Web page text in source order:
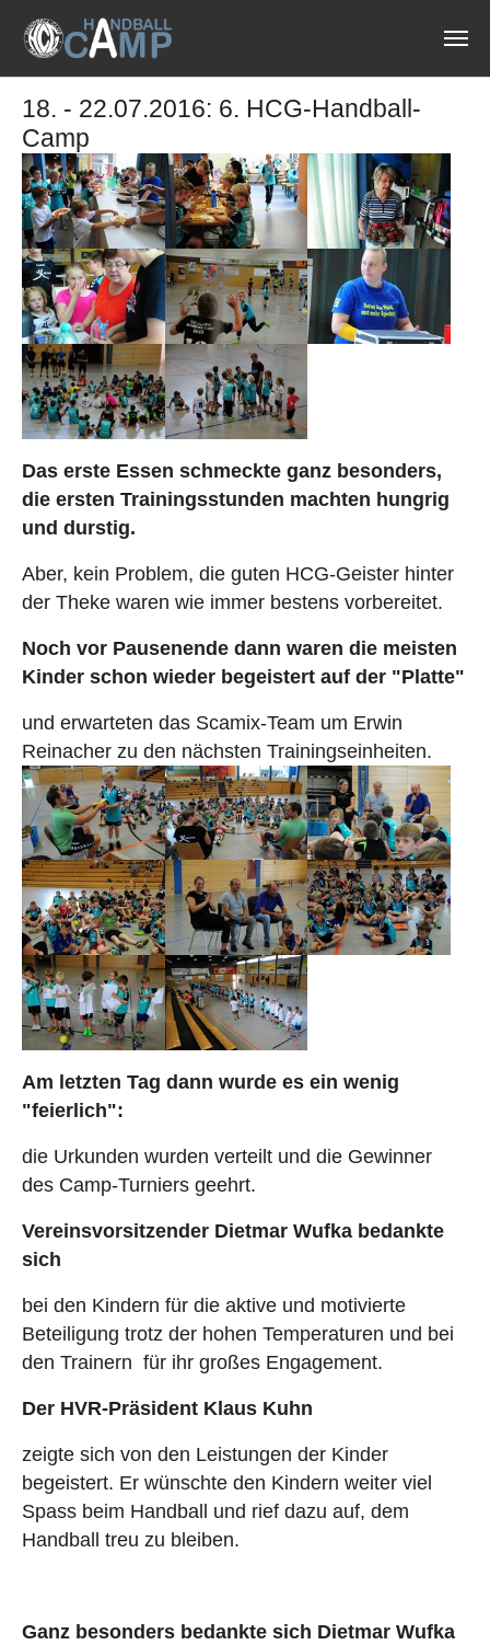
18. - 22.07.2016: 6. HCG-Handball-
Camp
Das erste Essen schmeckte ganz besonders,
die ersten Trainingsstunden machten hungrig
und durstig.
Aber, kein Problem, die guten HCG-Geister hinter
der Theke waren wie immer bestens vorbereitet.
Noch vor Pausenende dann waren die meisten
Kinder schon wieder begeistert auf der "Platte"
und erwarteten das Scamix-Team um Erwin
Reinacher zu den nächsten Trainingseinheiten.
Am letzten Tag dann wurde es ein wenig
"feierlich":
die Urkunden wurden verteilt und die Gewinner
des Camp-Turniers geehrt.
Vereinsvorsitzender Dietmar Wufka bedankte
sich
bei den Kindern für die aktive und motivierte
Beteiligung trotz der hohen Temperaturen und bei
den Trainern für ihr großes Engagement.
Der HVR-Präsident Klaus Kuhn
zeigte sich von den Leistungen der Kinder
begeistert. Er wünschte den Kindern weiter viel
Spass beim Handball und rief dazu auf, dem
Handball treu zu bleiben.
Ganz besonders bedankte sich Dietmar Wufka